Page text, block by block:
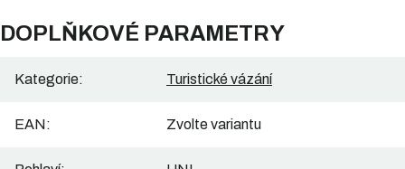
DOPLŇKOVÉ PARAMETRY
Kategorie: Turistické vázání
EAN: Zvolte variantu